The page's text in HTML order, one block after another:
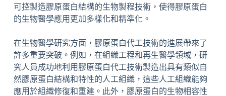
可控製造膠原蛋白結構的生物製程技術，使得膠原蛋白
的生物醫學應用更加多樣化和精準化。
在生物醫學研究方面，膠原蛋白代工技術的進展帶來了
許多重要突破。例如，在組織工程和再生醫學領域，研
究人員成功地利用膠原蛋白代工技術製造出具有類似自
然膠原蛋白結構和特性的人工組織，這些人工組織能夠
應用於組織修復和重建。此外，膠原蛋白的生物相容性